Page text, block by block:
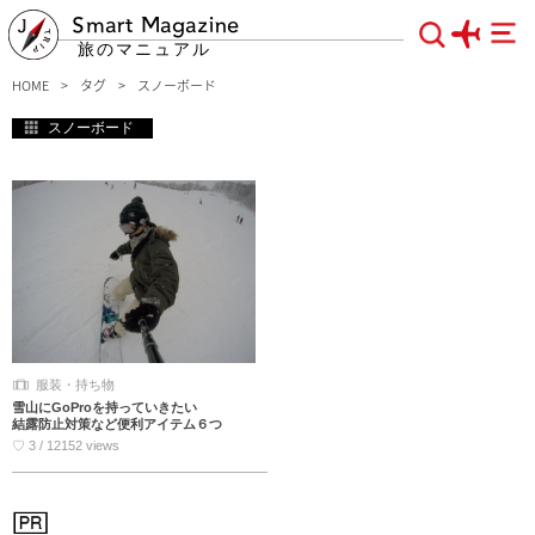
Smart Magazine
旅のマニュアル
HOME タグ スノーボード
スノーボード
服装・持ち物
雪山にGoProを持っていきたい
結露防止対策など便利アイテム６つ
♡ 3 / 12152 views